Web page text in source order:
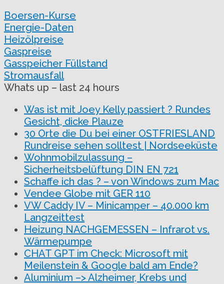
Boersen-Kurse
Energie-Daten
Heizölpreise
Gaspreise
Gasspeicher Füllstand
Stromausfall
Whats up – last 24 hours
Was ist mit Joey Kelly passiert ? Rundes
Gesicht, dicke Plauze
30 Orte die Du bei einer OSTFRIESLAND
Rundreise sehen solltest | Nordseeküste
Wohnmobilzulassung –
Sicherheitsbelüftung DIN EN 721
Schaffe ich das ? – von Windows zum Mac
Vendee Globe mit GER 110
VW Caddy IV – Minicamper – 40.000 km
Langzeittest
Heizung NACHGEMESSEN – Infrarot vs.
Wärmepumpe
CHAT GPT im Check: Microsoft mit
Meilenstein & Google bald am Ende?
Aluminium –> Alzheimer, Krebs und